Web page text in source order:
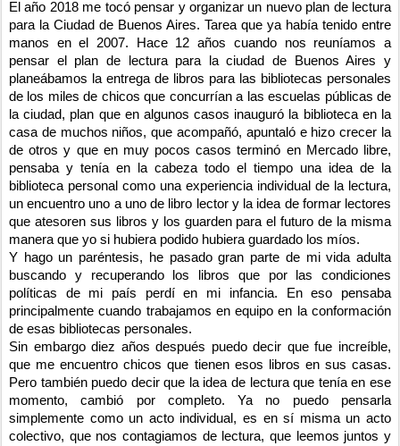
El año 2018 me tocó pensar y organizar un nuevo plan de lectura
para la Ciudad de Buenos Aires. Tarea que ya había tenido entre
manos en el 2007. Hace 12 años cuando nos reuníamos a
pensar el plan de lectura para la ciudad de Buenos Aires y
planeábamos la entrega de libros para las bibliotecas personales
de los miles de chicos que concurrían a las escuelas públicas de
la ciudad, plan que en algunos casos inauguró la biblioteca en la
casa de muchos niños, que acompañó, apuntaló e hizo crecer la
de otros y que en muy pocos casos terminó en Mercado libre,
pensaba y tenía en la cabeza todo el tiempo una idea de la
biblioteca personal como una experiencia individual de la lectura,
un encuentro uno a uno de libro lector y la idea de formar lectores
que atesoren sus libros y los guarden para el futuro de la misma
manera que yo si hubiera podido hubiera guardado los míos.
Y hago un paréntesis, he pasado gran parte de mi vida adulta
buscando y recuperando los libros que por las condiciones
políticas de mi país perdí en mi infancia. En eso pensaba
principalmente cuando trabajamos en equipo en la conformación
de esas bibliotecas personales.
Sin embargo diez años después puedo decir que fue increíble,
que me encuentro chicos que tienen esos libros en sus casas.
Pero también puedo decir que la idea de lectura que tenía en ese
momento, cambió por completo. Ya no puedo pensarla
simplemente como un acto individual, es en sí misma un acto
colectivo, que nos contagiamos de lectura, que leemos juntos y